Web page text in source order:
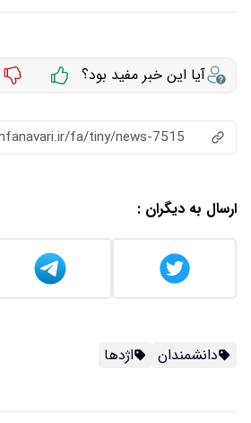
آیا این خبر مفید بود؟
fa/tiny/news-7515
ارسال به دیگران :
دانشمندان اژدها